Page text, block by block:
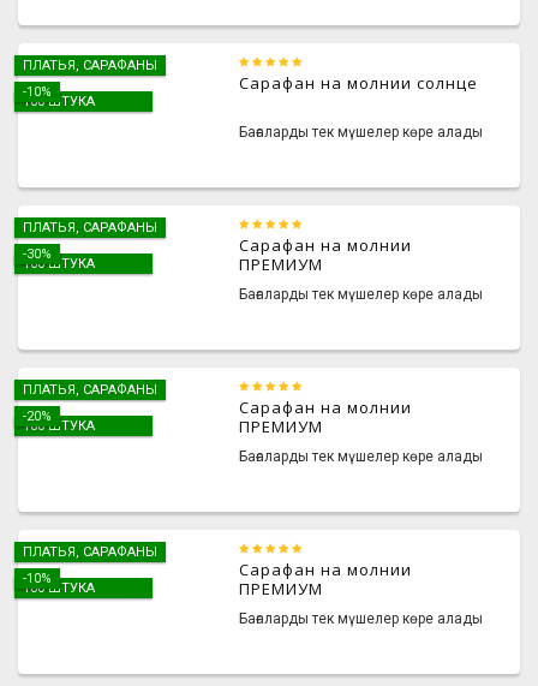
100 ШТУКА
ПЛАТЬЯ, САРАФАНЫ
-10%
100 ШТУКА
Сарафан на молнии солнце
Бағаларды тек мүшелер көре алады
ПЛАТЬЯ, САРАФАНЫ
-30%
100 ШТУКА
Сарафан на молнии
ПРЕМИУМ
Бағаларды тек мүшелер көре алады
ПЛАТЬЯ, САРАФАНЫ
-20%
100 ШТУКА
Сарафан на молнии
ПРЕМИУМ
Бағаларды тек мүшелер көре алады
ПЛАТЬЯ, САРАФАНЫ
-10%
Сарафан на молнии
ПРЕМИУМ
Бағаларды тек мүшелер көре алады